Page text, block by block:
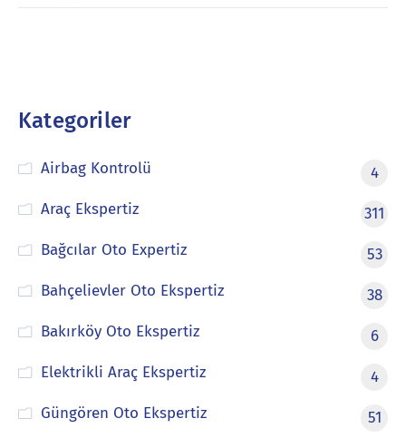
Kategoriler
Airbag Kontrolü
4
Araç Ekspertiz
311
Bağcılar Oto Expertiz
53
Bahçelievler Oto Ekspertiz
38
Bakırköy Oto Ekspertiz
6
Elektrikli Araç Ekspertiz
4
Güngören Oto Ekspertiz
51